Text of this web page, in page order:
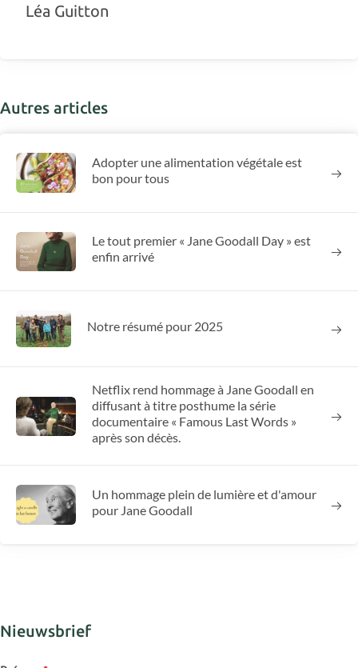
Léa Guitton
Autres articles
Adopter une alimentation végétale est
bon pour tous
Le tout premier « Jane Goodall Day » est
enfin arrivé
Notre résumé pour 2025
Netflix rend hommage à Jane Goodall en
diffusant à titre posthume la série
documentaire « Famous Last Words »
après son décès.
Un hommage plein de lumière et d'amour
pour Jane Goodall
Nieuwsbrief